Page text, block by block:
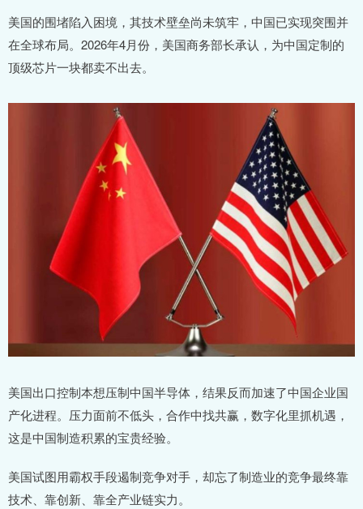
美国的围堵陷入困境，其技术壁垒尚未筑牢，中国已实现突围并
在全球布局。2026年4月份，美国商务部长承认，为中国定制的
顶级芯片一块都卖不出去。
美国出口控制本想压制中国半导体，结果反而加速了中国企业国
产化进程。压力面前不低头，合作中找共赢，数字化里抓机遇，
这是中国制造积累的宝贵经验。
美国试图用霸权手段遏制竞争对手，却忘了制造业的竞争最终靠
技术、靠创新、靠全产业链实力。